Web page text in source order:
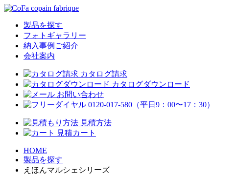
製品を探す
フォトギャラリー
納入事例ご紹介
会社案内
カタログ請求
カタログダウンロード
お問い合わせ
0120-017-580 （平日9：00〜17：30）
見積方法
見積カート
HOME
製品を探す
えほんマルシェシリーズ